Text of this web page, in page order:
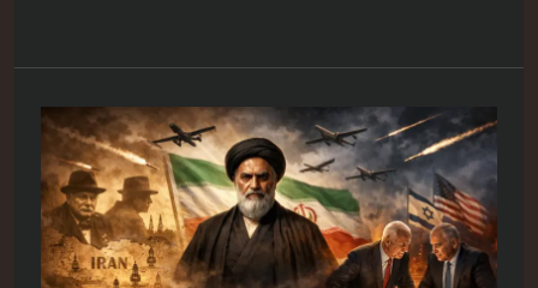
इराण
शिमग्याचं
कवित्व….##8